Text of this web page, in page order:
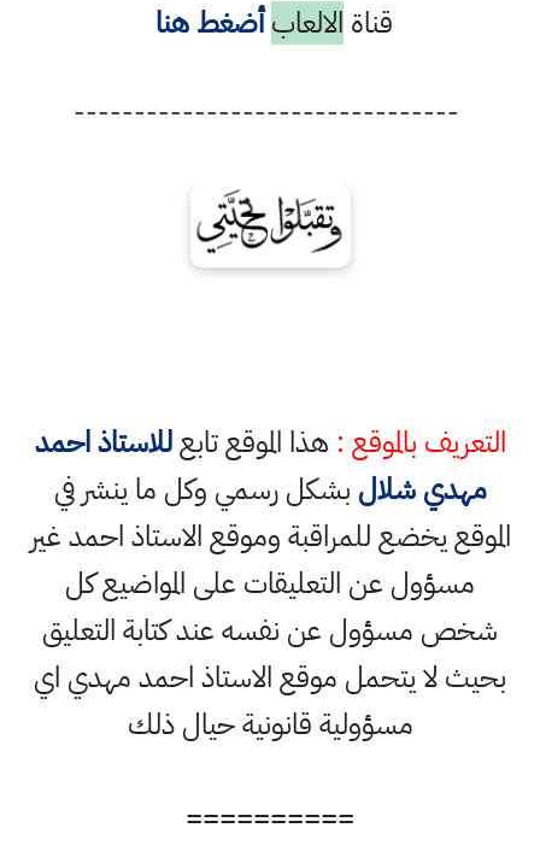
قناة الالعاب أضغط هنا
--------------------------------
التعريف بالموقع : هذا الموقع تابعللاستاذ احمد
مهدي شلال بشكل رسمي وكل ما ينشر في
الموقع يخضع للمراقبة وموقع الاستاذ احمد غير
مسؤول عن التعليقات على المواضيع كل
شخص مسؤول عن نفسه عند كتابة التعليق
بحيث لا يتحمل موقع الاستاذ احمد مهدي اي
مسؤولية قانونية حيال ذلك
==========